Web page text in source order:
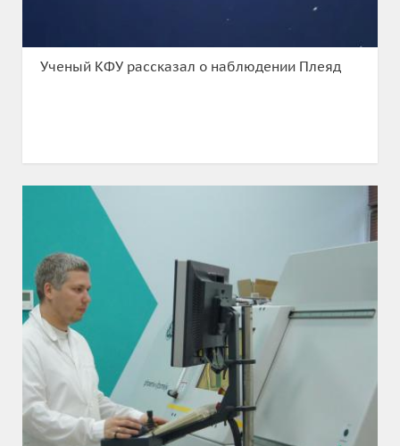
Ученый КФУ рассказал о наблюдении Плеяд